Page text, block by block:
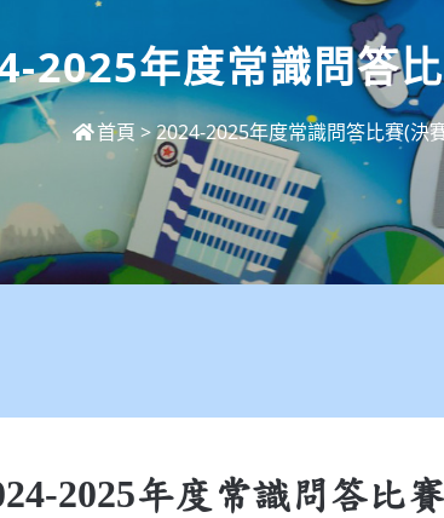
2025年度常識問答
首頁 >2024-2025年度常識問答比賽(決
2025年度常識問答比